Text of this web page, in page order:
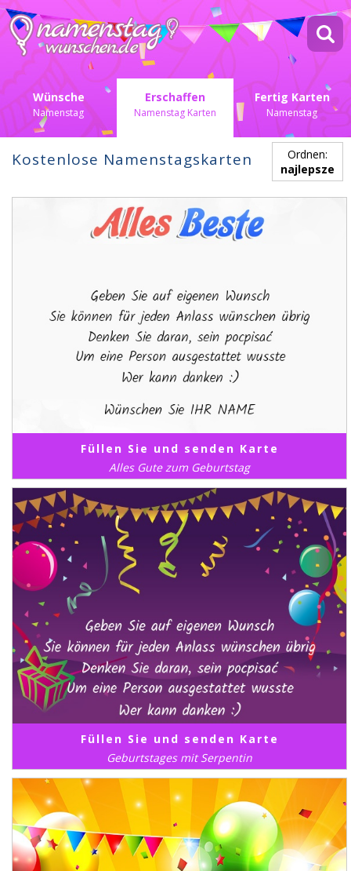
Wünsche
Namenstag
Erschaffen
Namenstag Karten
Fertig Karten
Namenstag
Ordnen:
najlepsze
Kostenlose Namenstagskarten
Füllen Sie und senden Karte
Alles Gute zum Geburtstag
Füllen Sie und senden Karte
Geburtstages mit Serpentin